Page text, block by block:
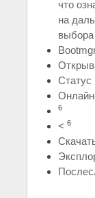
что
на
выбора
Статус
6
< 6